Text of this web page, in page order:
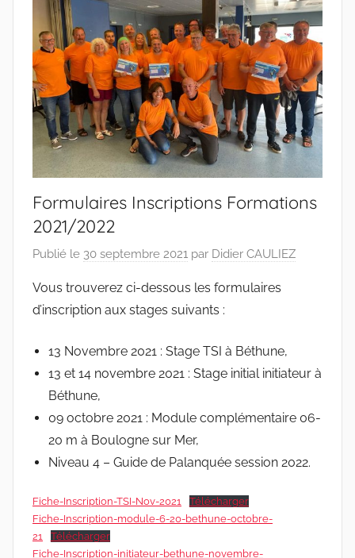
Pas-
de-
Calais
Formulaires Inscriptions Formations
2021/2022
Publié le 30 septembre 2021 par Didier CAULIEZ
Vous trouverez ci-dessous les formulaires
d’inscription aux stages suivants :
13 Novembre 2021 : Stage TSI à Béthune,
13 et 14 novembre 2021 : Stage initial initiateur à
Béthune,
09 octobre 2021 : Module complémentaire 06-
20 m à Boulogne sur Mer,
Niveau 4 – Guide de Palanquée session 2022.
Fiche-Inscription-TSI-Nov-2021
Télécharger
Fiche-Inscription-module-6-20-bethune-octobre-
21
Télécharger
Fiche-Inscription-initiateur-bethune-novembre-